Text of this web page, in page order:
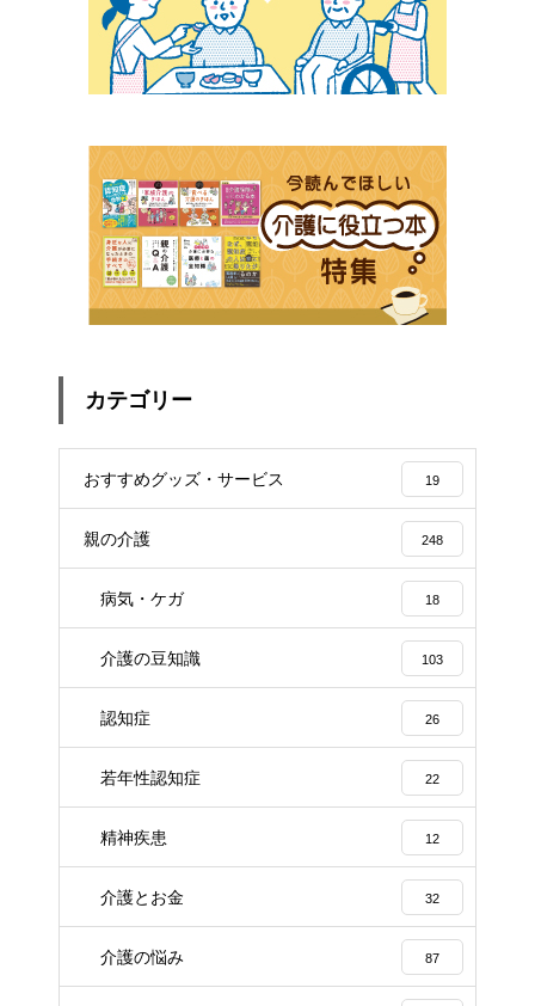
カテゴリー
おすすめグッズ・サービス 19
親の介護 248
病気・ケガ 18
介護の豆知識 103
認知症 26
若年性認知症 22
精神疾患 12
介護とお金 32
介護の悩み 87